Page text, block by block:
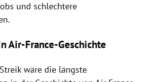
und schlechtere
Air-France-Geschichte
Streikwäre die längste